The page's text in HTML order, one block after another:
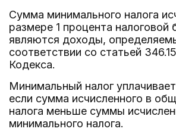
Сумма минимального налога
размере 1 процента налоговой
являются доходы,
соответствии со статьей
Кодекса.
Минимальный налог
если сумма исчисленного в
налога меньше суммы
минимального налога.